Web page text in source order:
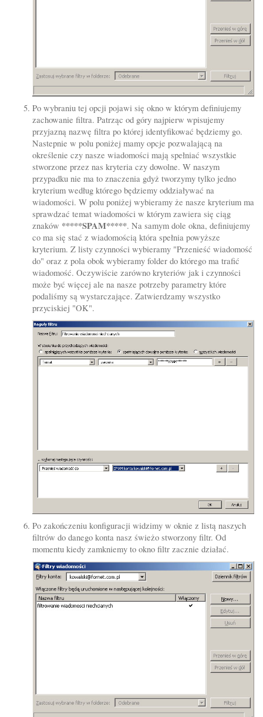
Po wybraniu tej opcji pojawi się okno w którym definiujemy
zachowanie filtra. Patrząc od góry najpierw wpisujemy
przyjazną nazwę filtra po której identyfikować będziemy go.
Nastepnie w polu poniżej mamy opcje pozwalającą na
określenie czy nasze wiadomości mają spełniać wszystkie
stworzone przez nas kryteria czy dowolne. W naszym
przypadku nie ma to znaczenia gdyż tworzymy tylko jedno
kryterium według którego będziemy oddziaływać na
wiadomości. W polu poniżej wybieramy że nasze kryterium ma
sprawdzać temat wiadomości w którym zawiera się ciąg
znaków *****SPAM*****. Na samym dole okna, definiujemy
co ma się stać z wiadomością która spełnia powyższe
kryterium. Z listy czynności wybieramy "Przenieść wiadomość
do" oraz z pola obok wybieramy folder do którego ma trafić
wiadomość. Oczywiście zarówno kryteriów jak i czynności
może być więcej ale na nasze potrzeby parametry które
podaliśmy są wystarczające. Zatwierdzamy wszystko
przyciskiej "OK".
Po zakończeniu konfiguracji widzimy w oknie z listą naszych
filtrów do danego konta nasz świeżo stworzony filtr. Od
momentu kiedy zamkniemy to okno filtr zacznie działać.